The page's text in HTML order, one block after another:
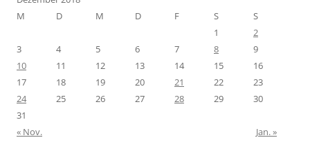
M
D M D F S
S
1
2
3
4 5 6 7 8
9
10
11 12 13 14 15
16
17
18 19 20 21 22
23
24
25 26 27 28 29
30
31
« Nov.
Jan. »